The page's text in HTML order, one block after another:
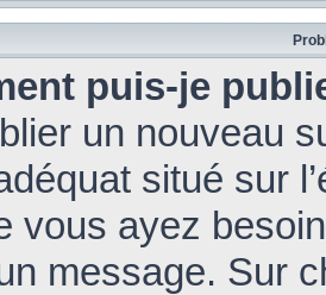
puis-je
un nouveau
situé sur
vous ayez
message. Sur